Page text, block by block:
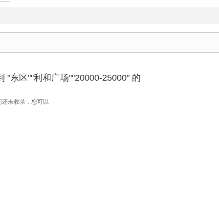
"东区""利和广场""20000-25000" 的
未收录，您可以